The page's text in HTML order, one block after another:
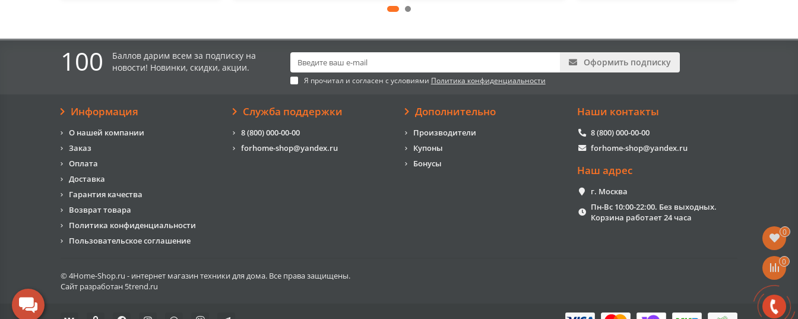
100
Баллов дарим всем за подписку на
новости! Новинки, скидки, акции.
Оформить подписку
Я прочитал и согласен с условиями Политика конфиденциальности
Информация
О нашей компании
Заказ
Оплата
Доставка
Гарантия качества
Возврат товара
Политика конфиденциальности
Пользовательское соглашение
Служба поддержки
8 (800) 000-00-00
forhome-shop@yandex.ru
Дополнительно
Производители
Купоны
Бонусы
Наши контакты
8 (800) 000-00-00
forhome-shop@yandex.ru
Наш адрес
г. Москва
Пн-Вс 10:00-22:00. Без выходных.
Корзина работает 24 часа
© 4Home-Shop.ru - интернет магазин техники для дома. Все права защищены.
Сайт разработан 5trend.ru
0
0